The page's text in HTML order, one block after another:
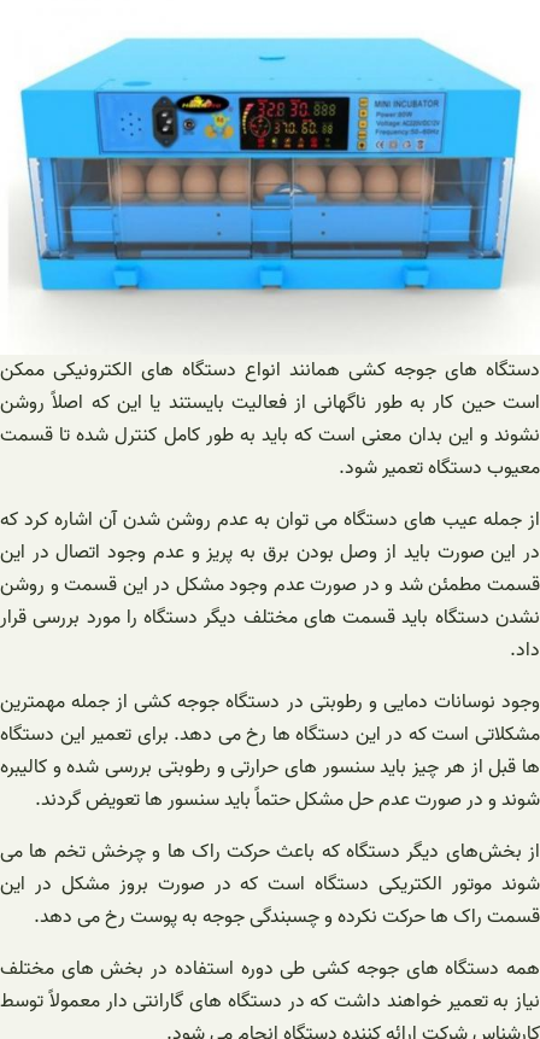
دستگاه های جوجه کشی همانند انواع دستگاه های الکترونیکی ممکن
است حین کار به طور ناگهانی از فعالیت بایستند یا این که اصلاً روشن
نشوند و این بدان معنی است که باید به طور کامل کنترل شده تا قسمت
معیوب دستگاه تعمیر شود.
از جمله عیب های دستگاه می توان به عدم روشن شدن آن اشاره کرد که
در این صورت باید از وصل بودن برق به پریز و عدم وجود اتصال در این
قسمت مطمئن شد و در صورت عدم وجود مشکل در این قسمت و روشن
نشدن دستگاه باید قسمت های مختلف دیگر دستگاه را مورد بررسی قرار
داد.
وجود نوسانات دمایی و رطوبتی در دستگاه جوجه کشی از جمله مهمترین
مشکلاتی است که در این دستگاه ها رخ می دهد. برای تعمیر این دستگاه
ها قبل از هر چیز باید سنسور های حرارتی و رطوبتی بررسی شده و کالیبره
شوند و در صورت عدم حل مشکل حتماً باید سنسور ها تعویض گردند.
از بخش‌های دیگر دستگاه که باعث حرکت راک ها و چرخش تخم ها می
شوند موتور الکتریکی دستگاه است که در صورت بروز مشکل در این
قسمت راک ها حرکت نکرده و چسبندگی جوجه به پوست رخ می دهد.
همه دستگاه های جوجه کشی طی دوره استفاده در بخش های مختلف
نیاز به تعمیر خواهند داشت که در دستگاه های گارانتی دار معمولاً توسط